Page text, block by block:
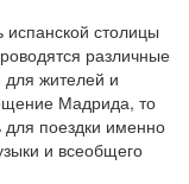
столицы
различные
жителей и
Мадрида, то
для поездки именно
и всеобщего